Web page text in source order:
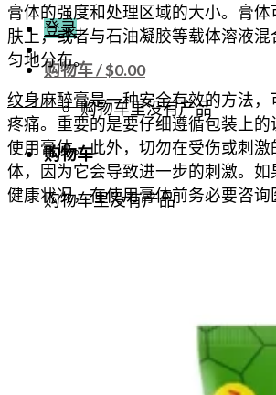
登录
购物车 /$0.00
购物车里没有产品
购物车
购物车里没有产品
膏体的强度和处理区域的大小。膏
肤上，或者与石油凝胶等载体溶液
匀地分布。
纹身麻醉膏是一种安全有效的方法
疼痛。重要的是要仔细遵循包装上
使用膏体。此外，切勿在受伤或刺
体，因为它会导致进一步的刺激。
健康状况，在使用膏体前务必要咨询